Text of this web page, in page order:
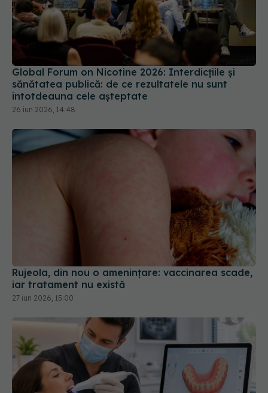
Global Forum on Nicotine 2026: Interdicțiile și
sănătatea publică: de ce rezultatele nu sunt
întotdeauna cele așteptate
26 iun 2026, 14:48
Rujeola, din nou o amenințare: vaccinarea scade,
iar tratament nu există
27 iun 2026, 15:00